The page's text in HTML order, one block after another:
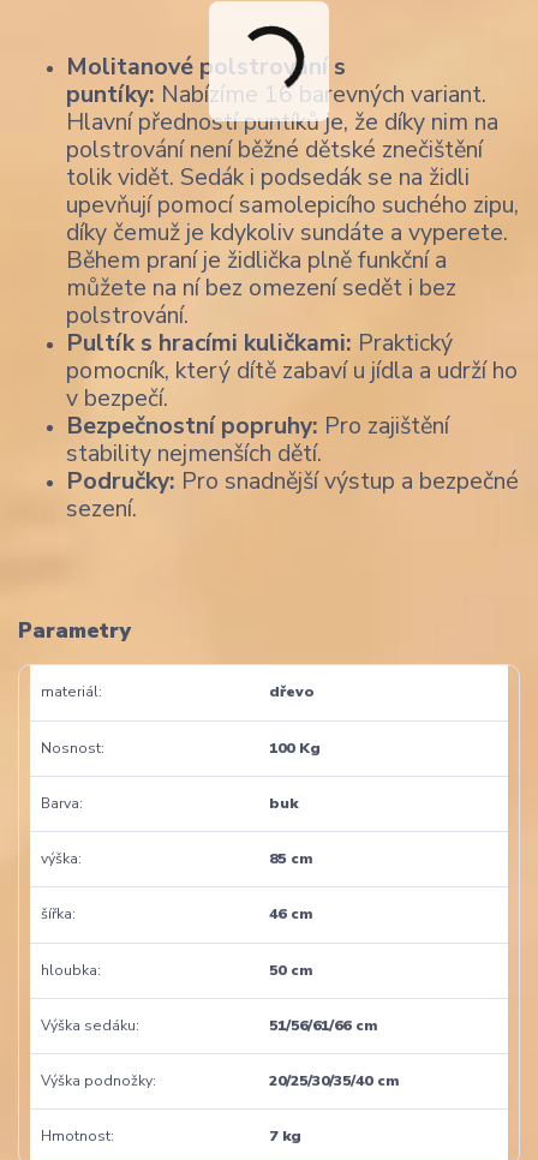
Molitanové polstrování s
puntíky: Nabízíme 16 barevných variant.
Hlavní předností puntíků je, že díky nim na
polstrování není běžné dětské znečištění
tolik vidět. Sedák i podsedák se na židli
upevňují pomocí samolepicího suchého zipu,
díky čemuž je kdykoliv sundáte a vyperete.
Během praní je židlička plně funkční a
můžete na ní bez omezení sedět i bez
polstrování.
Pultík s hracími kuličkami: Praktický
pomocník, který dítě zabaví u jídla a udrží ho
v bezpečí.
Bezpečnostní popruhy: Pro zajištění
stability nejmenších dětí.
Područky: Pro snadnější výstup a bezpečné
sezení.
Parametry
materiál dřevo
Nosnost 100 Kg
Barva buk
výška 85 cm
šířka 46 cm
hloubka 50 cm
Výška sedáku 51/56/61/66 cm
Výška podnožky 20/25/30/35/40 cm
Hmotnost 7 kg